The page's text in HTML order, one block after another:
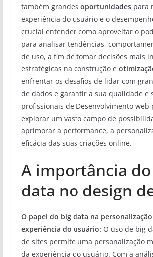
também grandes oportunidadespara
experiência do usuário e o
crucial entender como aproveitar o
para analisar tendências,
de uso, a fim de tomar decisões mais
estratégicas na construção e
enfrentar os desafios de lidar com
de dados e garantir a sua qualidade e
profissionais de Desenvolvimento web
explorar um vasto campo de
aprimorar a performance, a
eficácia das suas criações online.
A importância
data no design
O papel do big data na
experiência do usuário: O uso de big
de sites permite uma personalização
da experiência do usuário. Com a